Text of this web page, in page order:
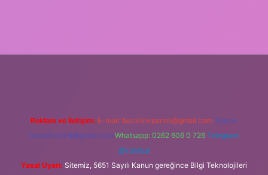
Reklam ve İletişim: E-mail: backlinkpaneli@gmail.com Teams:
forumhizmeti@gmail.com Whatsapp: 0262 606 0 726 Telegram:
@karabul
Yasal Uyarı: Sitemiz, 5651 Sayılı Kanun gereğince Bilgi Teknolojileri